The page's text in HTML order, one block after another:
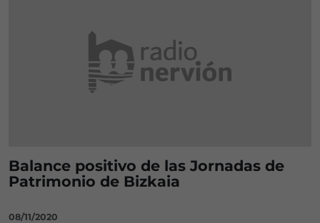
Balance positivo de las Jornadas de
Patrimonio de Bizkaia
08/11/2020